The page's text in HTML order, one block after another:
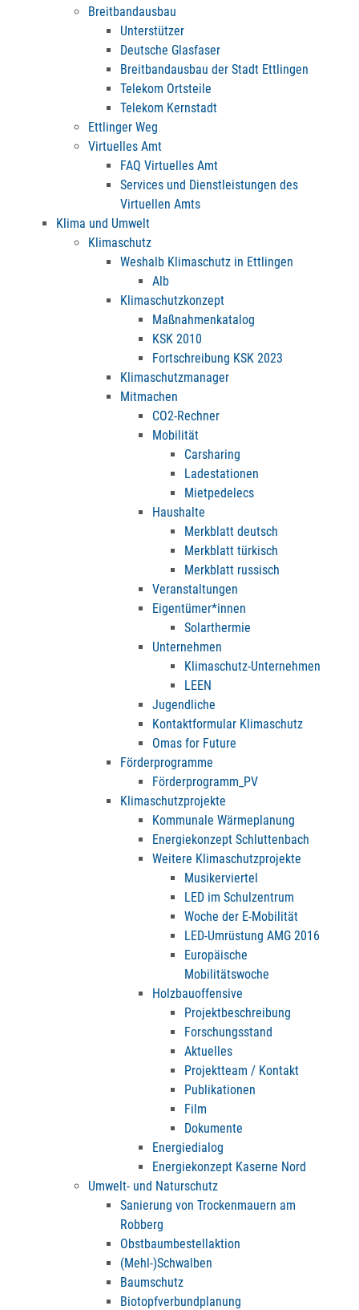
Breitbandausbau
Unterstützer
Deutsche Glasfaser
Breitbandausbau der Stadt Ettlingen
Telekom Ortsteile
Telekom Kernstadt
Ettlinger Weg
Virtuelles Amt
FAQ Virtuelles Amt
Services und Dienstleistungen des
Virtuellen Amts
Klima und Umwelt
Klimaschutz
Weshalb Klimaschutz in Ettlingen
Alb
Klimaschutzkonzept
Maßnahmenkatalog
KSK 2010
Fortschreibung KSK 2023
Klimaschutzmanager
Mitmachen
CO2-Rechner
Mobilität
Carsharing
Ladestationen
Mietpedelecs
Haushalte
Merkblatt deutsch
Merkblatt türkisch
Merkblatt russisch
Veranstaltungen
Eigentümer*innen
Solarthermie
Unternehmen
Klimaschutz-Unternehmen
LEEN
Jugendliche
Kontaktformular Klimaschutz
Omas for Future
Förderprogramme
Förderprogramm_PV
Klimaschutzprojekte
Kommunale Wärmeplanung
Energiekonzept Schluttenbach
Weitere Klimaschutzprojekte
Musikerviertel
LED im Schulzentrum
Woche der E-Mobilität
LED-Umrüstung AMG 2016
Europäische
Mobilitätswoche
Holzbauoffensive
Projektbeschreibung
Forschungsstand
Aktuelles
Projektteam / Kontakt
Publikationen
Film
Dokumente
Energiedialog
Energiekonzept Kaserne Nord
Umwelt- und Naturschutz
Sanierung von Trockenmauern am
Robberg
Obstbaumbestellaktion
(Mehl-)Schwalben
Baumschutz
Biotopfverbundplanung